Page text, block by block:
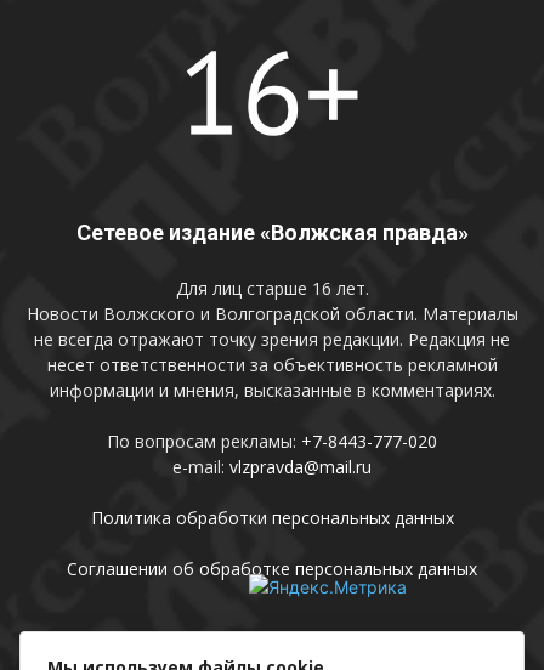
Сетевое издание «Волжская правда»
Для лиц старше 16 лет.
Новости Волжского и Волгоградской области. Материалы
не всегда отражают точку зрения редакции. Редакция не
несет ответственности за объективность рекламной
информации и мнения, высказанные в комментариях.
По вопросам рекламы: +7-8443-777-020
e-mail: vlzpravda@mail.ru
Политика обработки персональных данных
Соглашении об обработке персональных данных
Присоединяйтесь